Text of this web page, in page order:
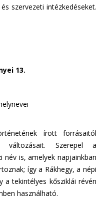
szervezeti intézkedéseket.
13.
írott forrásaitól
Szerepel a
is, amelyek napjainkban
így a Rákhegy, a népi
a tekintélyes kősziklái révén
használható.